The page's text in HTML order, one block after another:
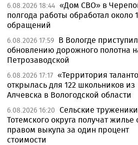
6.08.2026 18:44 «Дом СВО» в
полгода работы обработал около
обращений
6.08.2026 17:59 В Вологде
обновлению дорожного полотна
Петрозаводской
6.08.2026 17:17 «Территория
открылась для 122 школьников из
Алчевска в Вологодской области
6.08.2026 16:20 Сельские труженики
Тотемского округа получат жилье
правом выкупа за один процент
стоимости